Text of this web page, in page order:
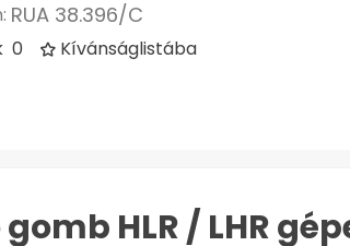
RUA 38.396/C
0 Kívánságlistába
HLR / LHR